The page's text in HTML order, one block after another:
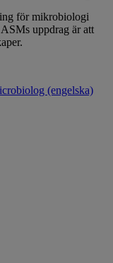
för mikrobiologi
uppdrag är att
(engelska)